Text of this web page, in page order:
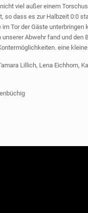
viel außer einem
dass es zur Halbzeit 0:0
Tor der Gäste
Abwehr fand und
eine
Lillich, Lena Eichhorn,